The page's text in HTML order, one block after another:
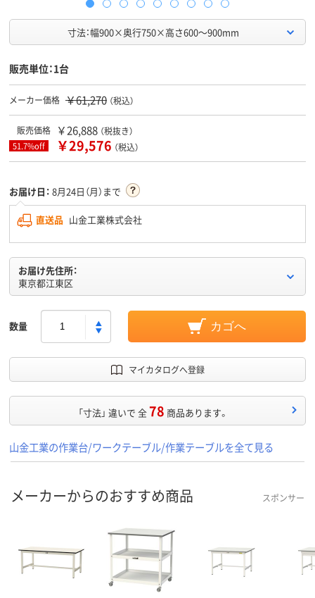
寸法：幅900×奥行750×高さ600～900mm
販売単位：1台
メーカー価格 ￥61,270 （税込）
販売価格 ￥26,888 （税抜き）
51.7%off ￥29,576 （税込）
お届け日： 8月24日（月）まで
直送品 山金工業株式会社
お届け先住所：
東京都江東区
数量 カゴへ
マイカタログへ登録
「寸法」 違いで 全78 商品あります。
山金工業の作業台/ワークテーブル/作業テーブルを全て見る
メーカーからのおすすめ商品 スポンサー